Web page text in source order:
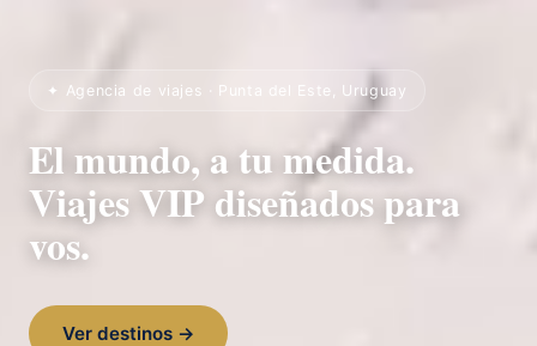
✦ Agencia de viajes · Punta del Este, Uruguay
El mundo, a tu medida.
Viajes VIP diseñados para
vos.
Ver destinos →